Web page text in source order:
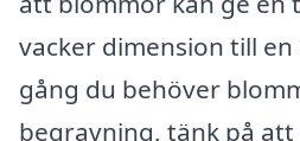
vacker dimension till en
gång du behöver
begravning, tänk på